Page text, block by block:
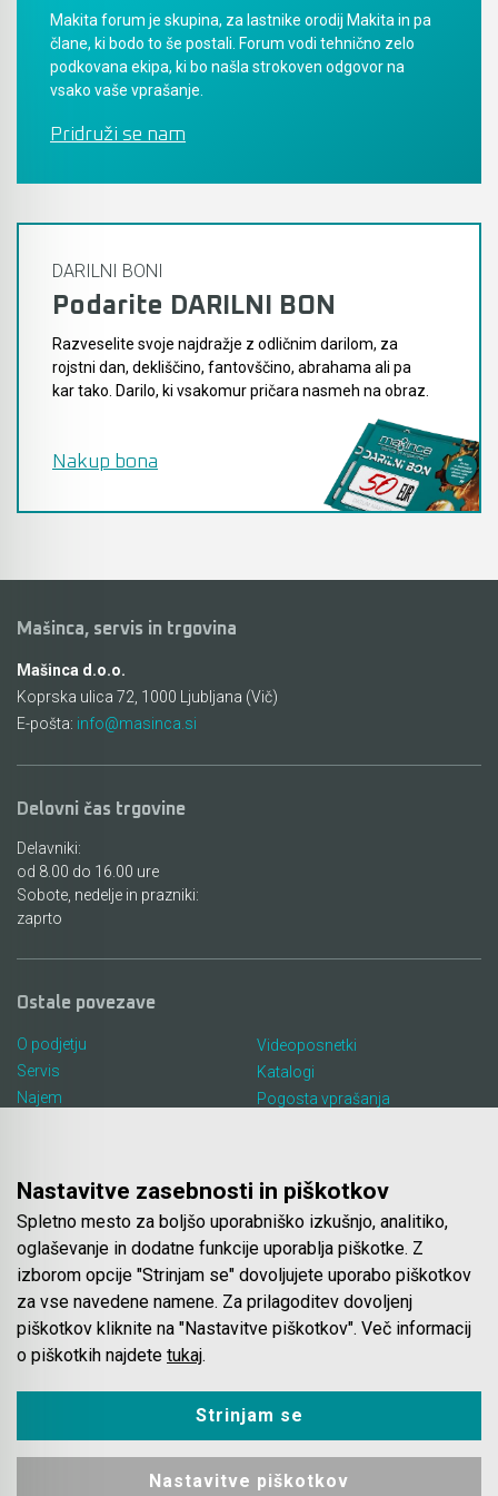
Makita forum je skupina, za lastnike orodij Makita in pa
člane, ki bodo to še postali. Forum vodi tehnično zelo
podkovana ekipa, ki bo našla strokoven odgovor na
vsako vaše vprašanje.
Pridruži se nam
DARILNI BONI
Podarite DARILNI BON
Razveselite svoje najdražje z odličnim darilom, za
rojstni dan, dekliščino, fantovščino, abrahama ali pa
kar tako. Darilo, ki vsakomur pričara nasmeh na obraz.
Nakup bona
Mašinca, servis in trgovina
Mašinca d.o.o.
Koprska ulica 72, 1000 Ljubljana (Vič)
E-pošta: info@masinca.si
Delovni čas trgovine
Delavniki:
od 8.00 do 16.00 ure
Sobote, nedelje in prazniki:
zaprto
Ostale povezave
O podjetju
Servis
Najem
Videoposnetki
Katalogi
Pogosta vprašanja
Spletna trgovina
Pogoji poslovanja
Plačila
Odstop od nakupa
Dostava
Nastavitve zasebnosti in piškotkov
Spletno mesto za boljšo uporabniško izkušnjo, analitiko,
oglaševanje in dodatne funkcije uporablja piškotke. Z
izborom opcije "Strinjam se" dovoljujete uporabo piškotkov
za vse navedene namene. Za prilagoditev dovoljenj
piškotkov kliknite na "Nastavitve piškotkov". Več informacij
o piškotkih najdete tukaj.
Strinjam se
Nastavitve piškotkov
Akumulatorski vezalci in rezalniki armature &
navojnih palic